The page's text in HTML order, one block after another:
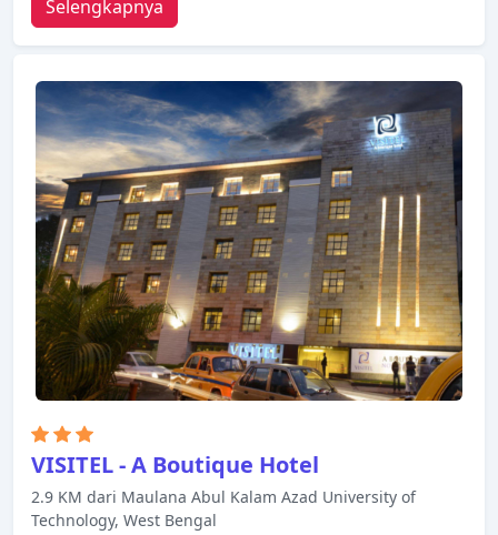
akan menyambut dan memandu Anda di Senses
Hotel. Bersantailah di kamar Anda yang nyaman
dan beberapa kamar dilengkapi dengan fasilitas
seperti televisi layar datar, akses internet - WiFi,
akses internet WiFi (gratis), bak mandi whirlpool,
kamar bebas asap rokok. Hotel ini menawarkan
berbagai pilihan rekreasi. Staf yang ramah, fasilitas
yang istimewa dan dekat dengan semua yang
Kolkata tawarkan, merupakan tiga alasan utama
Anda untuk menginap di Senses Hotel.
Selengkapnya
VISITEL - A Boutique Hotel
2.9 KM dari Maulana Abul Kalam Azad University of
Technology, West Bengal